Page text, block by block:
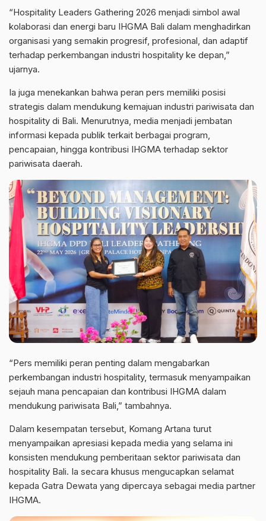
“Hospitality Leaders Gathering 2026 menjadi simbol awal
kolaborasi dan energi baru IHGMA Bali dalam menghadirkan
organisasi yang semakin progresif, profesional, dan adaptif
terhadap perkembangan industri hospitality ke depan,”
ujarnya.
Ia juga menekankan bahwa peran pers memiliki posisi
strategis dalam mendukung kemajuan industri pariwisata dan
hospitality di Bali. Menurutnya, media menjadi jembatan
informasi kepada publik terkait berbagai program,
pencapaian, hingga kontribusi IHGMA terhadap sektor
pariwisata daerah.
“Pers memiliki peran penting dalam mengabarkan
perkembangan industri hospitality, termasuk menyampaikan
sejauh mana pencapaian dan kontribusi IHGMA dalam
mendukung pariwisata Bali,” tambahnya.
Dalam kesempatan tersebut, Komang Artana turut
menyampaikan apresiasi kepada media yang selama ini
konsisten mendukung pemberitaan sektor pariwisata dan
hospitality Bali. Ia secara khusus mengucapkan selamat
kepada Gatra Dewata yang dipercaya sebagai media partner
IHGMA.